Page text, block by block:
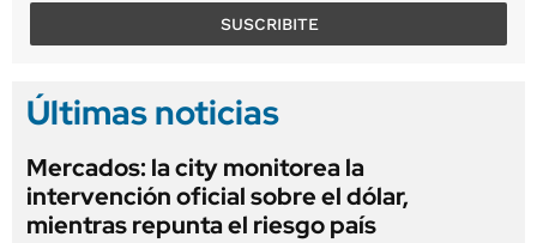
SUSCRIBITE
Últimas noticias
Mercados: la city monitorea la
intervención oficial sobre el dólar,
mientras repunta el riesgo país